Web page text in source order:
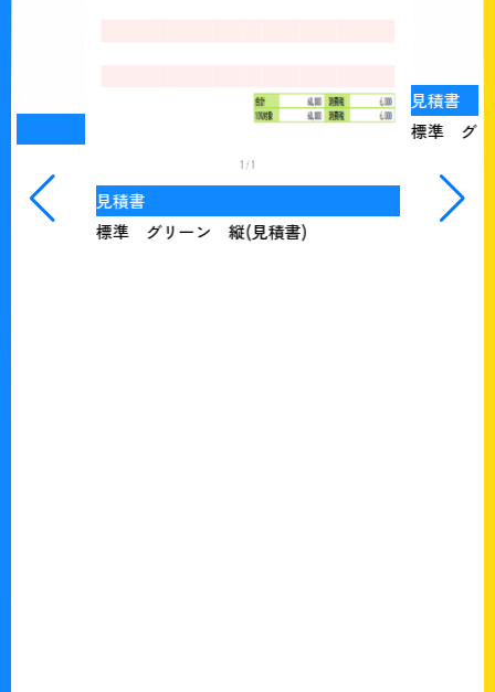
見積書
標準 グリーン 縦(見積書)
見積書
標準 グ